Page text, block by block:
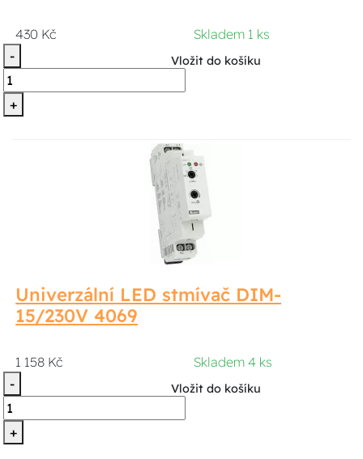
430 Kč
Skladem 1 ks
-
+
Vložit do košíku
Univerzální LED stmívač DIM-
15/230V 4069
1 158 Kč
Skladem 4 ks
-
+
Vložit do košíku